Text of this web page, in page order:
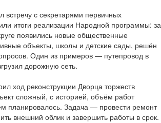
встречу с секретарями первичных
итоги реализации Народной программы: за
появились новые общественные
объекты, школы и детские сады, решён
Один из примеров — путепровод в
дорожную сеть.
ход реконструкции Дворца торжеств
сложный, с историей, объём работ
планировалось. Задача — провести ремонт
внешний облик и завершить работы в срок.